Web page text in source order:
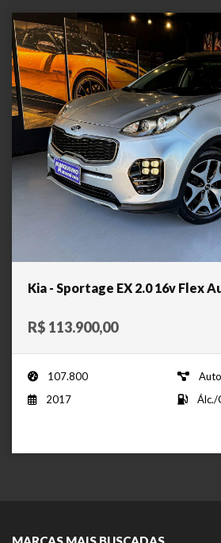
Kia - Sportage EX 2.0 16v Flex
R$ 113.900,00
107.800
2017
Álc./